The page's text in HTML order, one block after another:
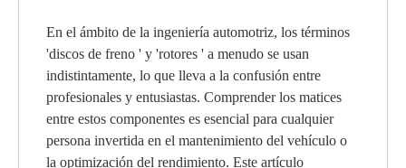
En el ámbito de la ingeniería automotriz, los términos
'discos de freno ' y 'rotores ' a menudo se usan
indistintamente, lo que lleva a la confusión entre
profesionales y entusiastas. Comprender los matices
entre estos componentes es esencial para cualquier
persona invertida en el mantenimiento del vehículo o
la optimización del rendimiento. Este artículo